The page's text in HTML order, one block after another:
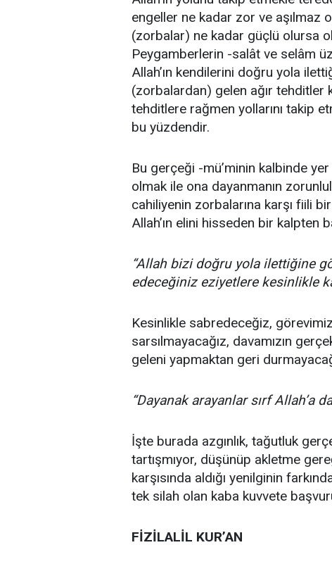
engeller ne kadar zor ve aşılmaz
(zorbalar) ne kadar güçlü olursa
Peygamberlerin -salât ve selâm
Allah’ın kendilerini doğru yola
(zorbalardan) gelen ağır tehditler
tehditlere rağmen yollarını takip
bu yüzdendir.
Bu gerçeği -mü’minin kalbinde
olmak ile ona dayanmanın
cahiliyenin zorbalarına karşı fiili
Allah’ın elini hisseden bir kalpten
“Allah bizi doğru yola ilettiğine
edeceğiniz eziyetlere kesinlikle
Kesinlikle sabredeceğiz,
sarsılmayacağız, davamızın
geleni yapmaktan geri
“Dayanak arayanlar sırf Allah’a
İşte burada azgınlık, tağutluk
tartışmıyor, düşünüp akletme
karşısında aldığı yenilginin
tek silah olan kaba kuvvete
FİZİLALİL KUR’AN